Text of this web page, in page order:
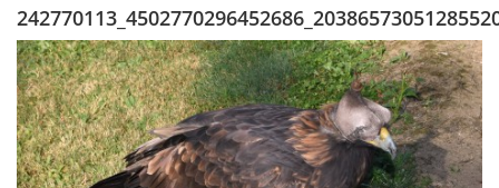
VÝPŮJČNÍ DOBA
KONTAKTY